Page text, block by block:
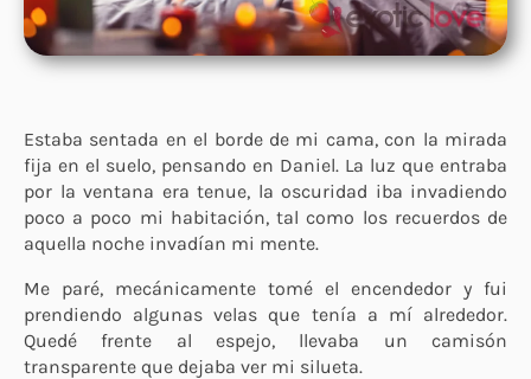
Estaba sentada en el borde de mi cama, con la mirada
fija en el suelo, pensando en Daniel. La luz que entraba
por la ventana era tenue, la oscuridad iba invadiendo
poco a poco mi habitación, tal como los recuerdos de
aquella noche invadían mi mente.
Me paré, mecánicamente tomé el encendedor y fui
prendiendo algunas velas que tenía a mí alrededor.
Quedé frente al espejo, llevaba un camisón
transparente que dejaba ver mi silueta.